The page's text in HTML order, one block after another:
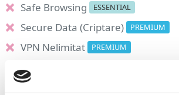
Safe Browsing ESSENTIAL
Secure Data (Criptare) PREMIUM
VPN Nelimitat PREMIUM
Metadata Cleanup
Revizuirea setărilor site-ului web